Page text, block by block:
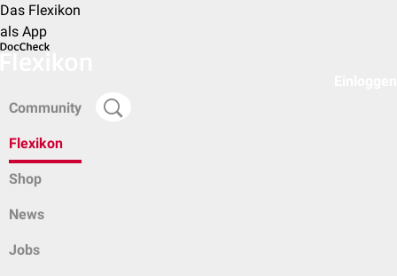
Das Flexikon
als App
Community
Flexikon
Shop
News
Jobs